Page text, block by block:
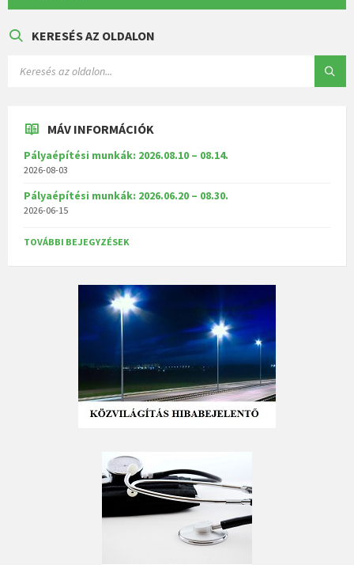
KERESÉS AZ OLDALON
MÁV INFORMÁCIÓK
Pályaépítési munkák: 2026.08.10 – 08.14.
2026-08-03
Pályaépítési munkák: 2026.06.20 – 08.30.
2026-06-15
TOVÁBBI BEJEGYZÉSEK